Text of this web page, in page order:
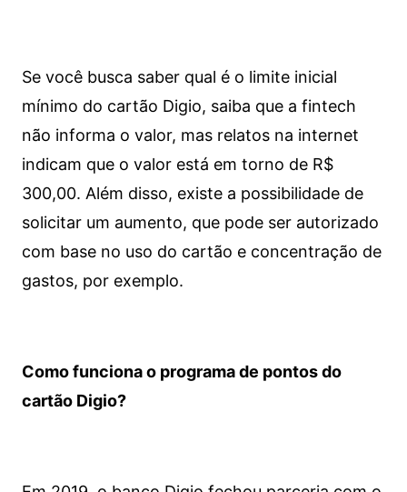
Se você busca saber qual é o limite inicial
mínimo do cartão Digio, saiba que a fintech
não informa o valor, mas relatos na internet
indicam que o valor está em torno de R$
300,00. Além disso, existe a possibilidade de
solicitar um aumento, que pode ser autorizado
com base no uso do cartão e concentração de
gastos, por exemplo.
Como funciona o programa de pontos do
cartão Digio?